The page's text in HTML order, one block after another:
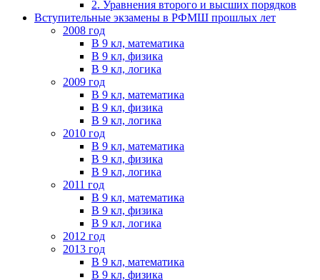
2. Уравнения второго и высших порядков
Вступительные экзамены в РФМШ прошлых лет
2008 год
В 9 кл, математика
В 9 кл, физика
В 9 кл, логика
2009 год
В 9 кл, математика
В 9 кл, физика
В 9 кл, логика
2010 год
В 9 кл, математика
В 9 кл, физика
В 9 кл, логика
2011 год
В 9 кл, математика
В 9 кл, физика
В 9 кл, логика
2012 год
2013 год
В 9 кл, математика
В 9 кл, физика